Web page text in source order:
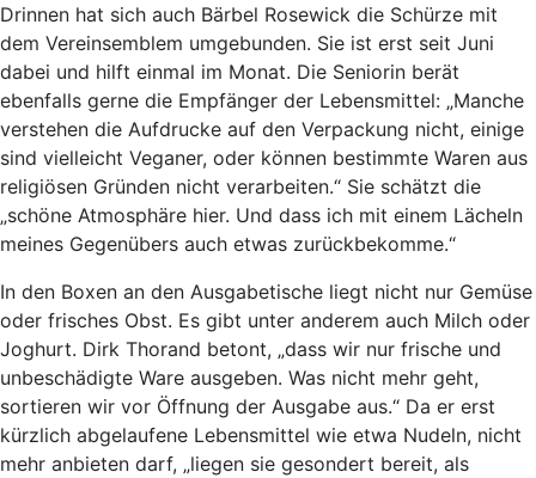
Drinnen hat sich auch Bärbel Rosewick die Schürze mit
dem Vereinsemblem umgebunden. Sie ist erst seit Juni
dabei und hilft einmal im Monat. Die Seniorin berät
ebenfalls gerne die Empfänger der Lebensmittel: „Manche
verstehen die Aufdrucke auf den Verpackung nicht, einige
sind vielleicht Veganer, oder können bestimmte Waren aus
religiösen Gründen nicht verarbeiten.“ Sie schätzt die
„schöne Atmosphäre hier. Und dass ich mit einem Lächeln
meines Gegenübers auch etwas zurückbekomme.“
In den Boxen an den Ausgabetische liegt nicht nur Gemüse
oder frisches Obst. Es gibt unter anderem auch Milch oder
Joghurt. Dirk Thorand betont, „dass wir nur frische und
unbeschädigte Ware ausgeben. Was nicht mehr geht,
sortieren wir vor Öffnung der Ausgabe aus.“ Da er erst
kürzlich abgelaufene Lebensmittel wie etwa Nudeln, nicht
mehr anbieten darf, „liegen sie gesondert bereit, als